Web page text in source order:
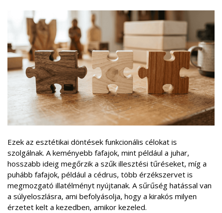
Ezek az esztétikai döntések funkcionális célokat is
szolgálnak. A keményebb fafajok, mint például a juhar,
hosszabb ideig megőrzik a szűk illesztési tűréseket, míg a
puhább fafajok, például a cédrus, több érzékszervet is
megmozgató illatélményt nyújtanak. A sűrűség hatással van
a súlyeloszlásra, ami befolyásolja, hogy a kirakós milyen
érzetet kelt a kezedben, amikor kezeled.